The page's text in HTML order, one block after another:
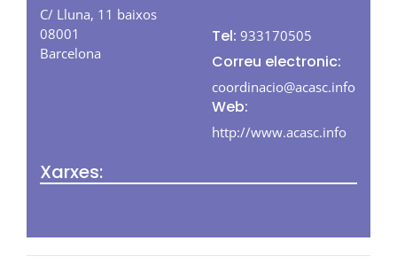
C/ Lluna, 11 baixos
08001
Barcelona
Tel: 933170505
Correu electronic:
coordinacio@acasc.info
Web:
http://www.acasc.info
Xarxes: